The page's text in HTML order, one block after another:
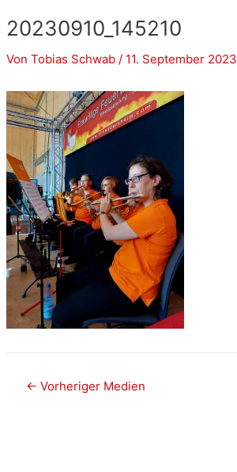
20230910_145210
Von Tobias Schwab / 11. September 2023
Post← Vorheriger Medien